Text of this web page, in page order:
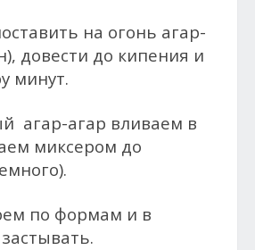
на огонь агар-
довести до кипения и
минут.
агар-агар вливаем в
миксером до
по формам и в